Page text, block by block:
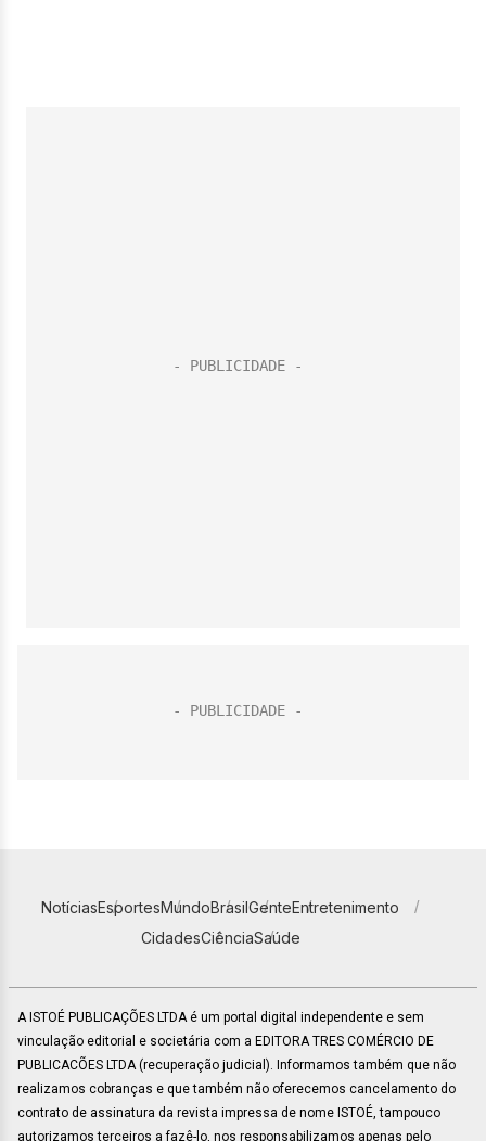
NotíciasEsportesMundoBrasilGenteEntretenimento
CidadesCiênciaSaúde
A ISTOÉ PUBLICAÇÕES LTDA é um portal digital independente e sem
vinculação editorial e societária com a EDITORA TRES COMÉRCIO DE
PUBLICACÕES LTDA (recuperação judicial). Informamos também que não
realizamos cobranças e que também não oferecemos cancelamento do
contrato de assinatura da revista impressa de nome ISTOÉ, tampouco
autorizamos terceiros a fazê-lo, nos responsabilizamos apenas pelo